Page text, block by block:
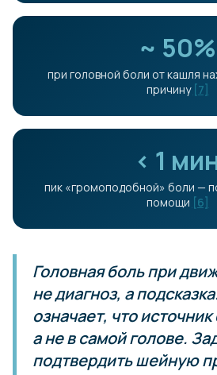
~ 50%
при головной боли от кашля
причину [7]
< 1
пик «громоподобной» боли —
помощи [6]
Головная боль при
не диагноз, а
означает, что
а не в самой голове.
подтвердить шейную